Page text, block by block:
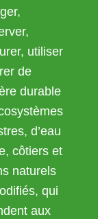
utiliser
de
durable
d’eau
côtiers et
naturels
qui
aux